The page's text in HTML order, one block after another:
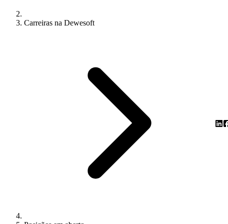
Carreiras na Dewesoft